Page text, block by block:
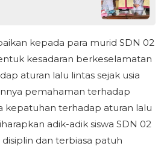
kepada para murid SDN 02
kesadaran berkeselamatan
aturan lalu lintas sejak usia
pemahaman terhadap
kepatuhan terhadap aturan lalu
adik-adik siswa SDN 02
dan terbiasa patuh